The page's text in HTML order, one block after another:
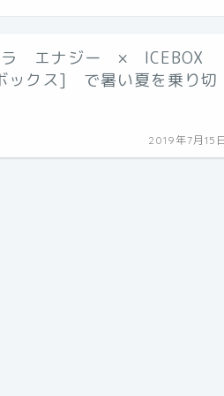
ラ エナジー × ICEBOX
ックス] で暑い夏を乗り切
2019年7月15